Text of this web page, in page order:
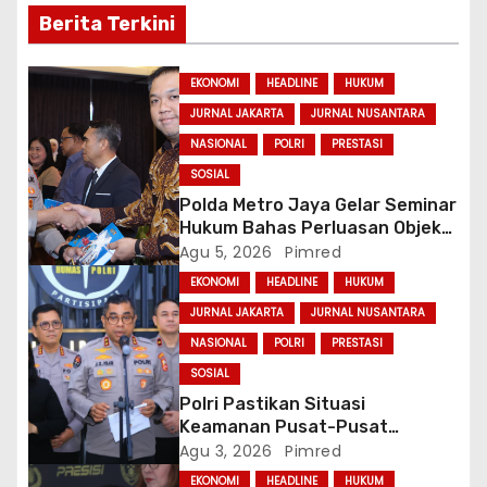
p
o
Berita Terkini
EKONOMI HEADLINE
HUKUM
JURNAL JAKARTA
JURNAL NUSANTARA
NASIONAL
POLRI
PRESTASI
SOSIAL
Polda Metro Jaya Gelar Seminar
Hukum Bahas Perluasan Objek
Praperadilan dalam KUHAP Baru
Agu 5, 2026 Pimred
EKONOMI HEADLINE
HUKUM
JURNAL JAKARTA
JURNAL NUSANTARA
NASIONAL
POLRI
PRESTASI
SOSIAL
Polri Pastikan Situasi
Keamanan Pusat-Pusat
Ekonomi Nasional Tetap
Kondusif
Agu 3, 2026 Pimred
EKONOMI HEADLINE HUKUM